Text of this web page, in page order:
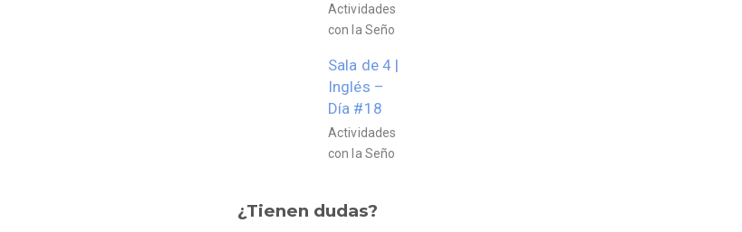
Actividades
con la Seño
Sala de 4 |
Inglés –
Día #18
Actividades
con la Seño
¿Tienen dudas?